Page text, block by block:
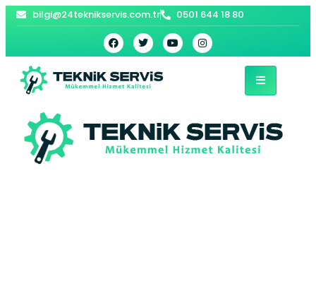
bilgi@24teknikservis.com.tr 0501 644 18 80